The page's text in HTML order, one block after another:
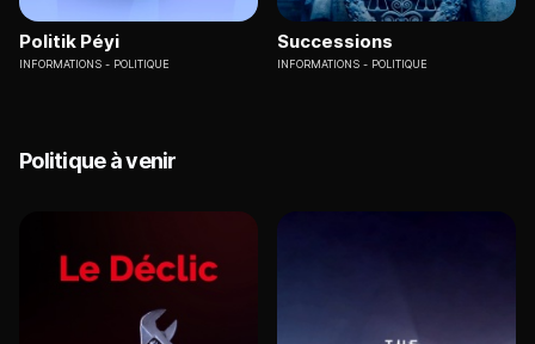
Politik Péyi
INFORMATIONS POLITIQUE
Successions
INFORMATIONS POLITIQUE
Politique à venir